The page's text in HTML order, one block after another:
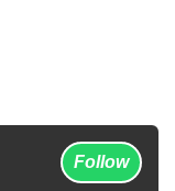
Follow